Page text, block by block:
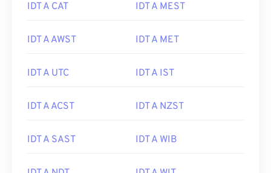
IDT A CAT IDT A MEST
IDT A AWST IDT A MET
IDT A UTC IDT A IST
IDT A ACST IDT A NZST
IDT A SAST IDT A WIB